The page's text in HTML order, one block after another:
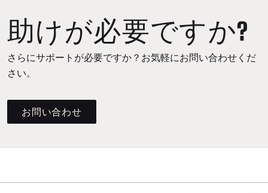
助けが必要ですか?
さらにサポートが必要ですか？お気軽にお問い合わせくだ
さい。
お問い合わせ